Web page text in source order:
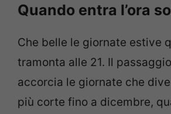
Quando entra l’ora
Che belle le giornate estive
tramonta alle 21. Il
accorcia le giornate che
più corte fino a dicembre,